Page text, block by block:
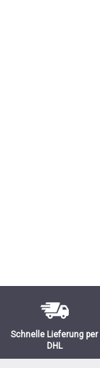
Schnelle Lieferung per
DHL